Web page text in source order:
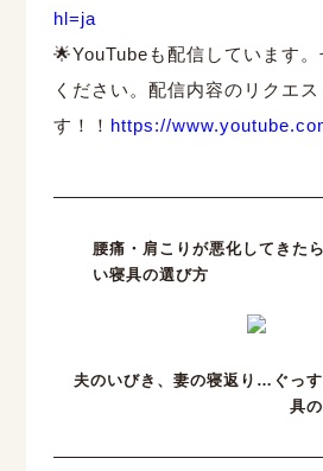
hl=ja
🌟YouTubeも配信しています
ください。配信内容のリクエ
す！！ https://
腰痛・肩こりが悪化してきた
い寝具の選び方
夫のいびき、妻の寝返り…ぐっ
具